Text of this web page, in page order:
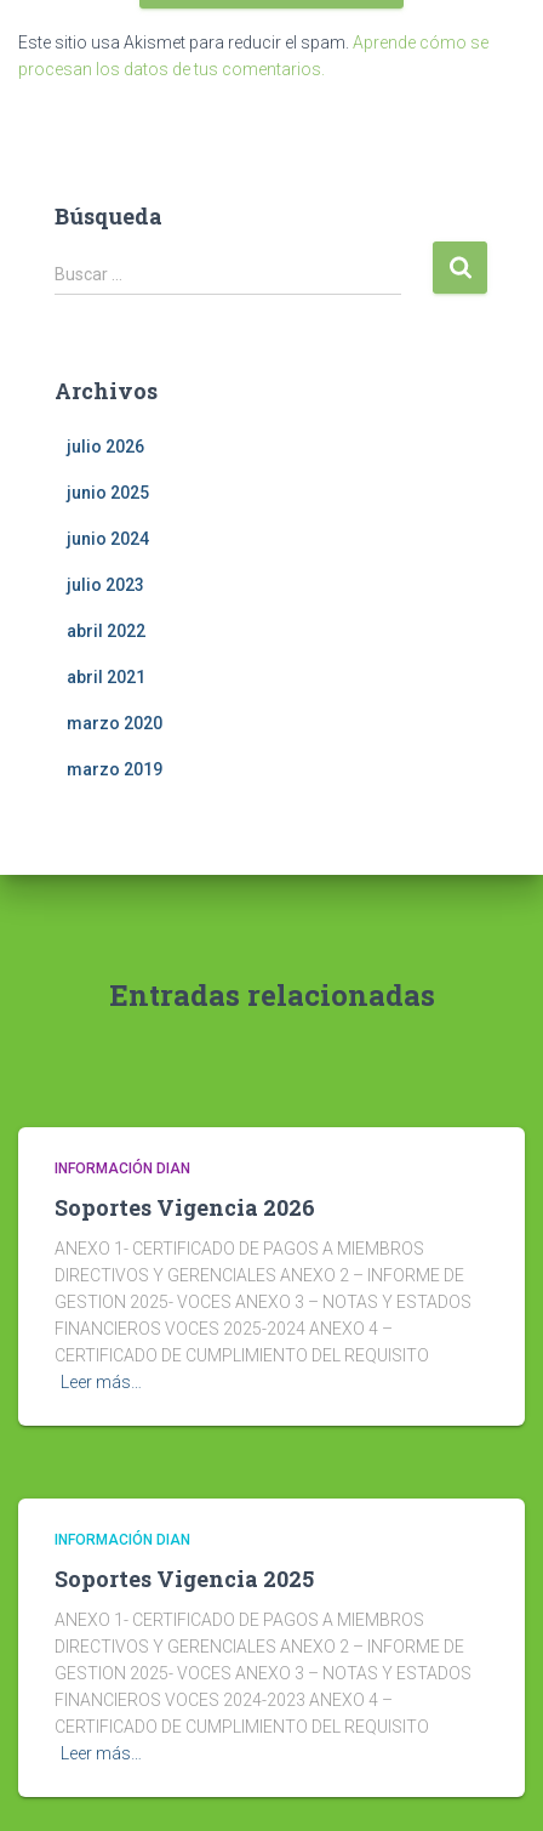
Este sitio usa Akismet para reducir el spam. Aprende cómo se
procesan los datos de tus comentarios.
Búsqueda
B
u
r
Buscar …
Archivos
julio 2026
junio 2025
junio 2024
julio 2023
abril 2022
abril 2021
marzo 2020
marzo 2019
Entradas relacionadas
INFORMACIÓN DIAN
Soportes Vigencia 2026
ANEXO 1- CERTIFICADO DE PAGOS A MIEMBROS
DIRECTIVOS Y GERENCIALES ANEXO 2 – INFORME DE
GESTION 2025- VOCES ANEXO 3 – NOTAS Y ESTADOS
FINANCIEROS VOCES 2025-2024 ANEXO 4 –
CERTIFICADO DE CUMPLIMIENTO DEL REQUISITO
Leer más…
INFORMACIÓN DIAN
Soportes Vigencia 2025
ANEXO 1- CERTIFICADO DE PAGOS A MIEMBROS
DIRECTIVOS Y GERENCIALES ANEXO 2 – INFORME DE
GESTION 2025- VOCES ANEXO 3 – NOTAS Y ESTADOS
FINANCIEROS VOCES 2024-2023 ANEXO 4 –
CERTIFICADO DE CUMPLIMIENTO DEL REQUISITO
Leer más…